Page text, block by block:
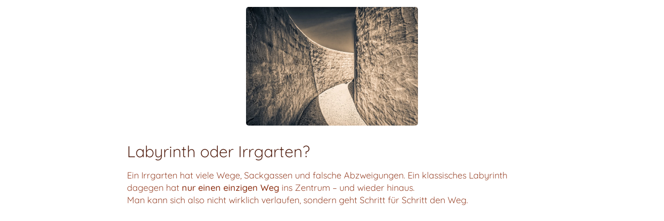
Labyrinth oder Irrgarten?
Ein Irrgarten hat viele Wege, Sackgassen und falsche Abzweigungen. Ein klassisches Labyrinth
dagegen hat nur einen einzigen Weg ins Zentrum – und wieder hinaus.
Man kann sich also nicht wirklich verlaufen, sondern geht Schritt für Schritt den Weg.